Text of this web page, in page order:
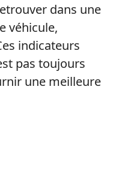
dans une
véhicule,
indicateurs
pas toujours
une meilleure